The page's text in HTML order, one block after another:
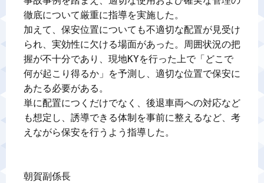
徹底について厳重に指導を実施した。
加えて、保安位置についても不適切な配置が見受け
られ、実効性に欠ける場面があった。周囲状況の把
握が不十分であり、現地KYを行った上で「どこで
何が起こり得るか」を予測し、適切な位置で保安に
あたる必要がある。
単に配置につくだけでなく、後退車両への対応など
も想定し、誘導できる体制を事前に整えるなど、考
えながら保安を行うよう指導した。
朝賀副係長